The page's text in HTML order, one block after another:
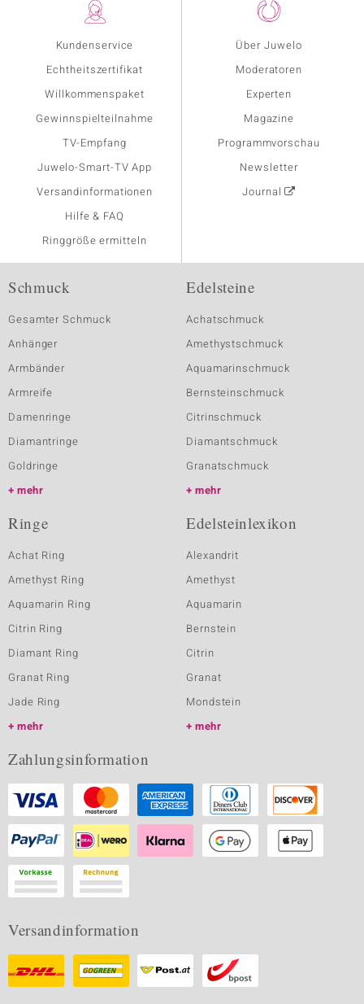
Kundenservice
Echtheitszertifikat
Willkommenspaket
Gewinnspielteilnahme
TV-Empfang
Juwelo-Smart-TV App
Versandinformationen
Hilfe & FAQ
Ringgröße ermitteln
Über Juwelo
Moderatoren
Experten
Magazine
Programmvorschau
Newsletter
Journal
Schmuck
Gesamter Schmuck
Anhänger
Armbänder
Armreife
Damenringe
Diamantringe
Goldringe
mehr
Edelsteine
Achatschmuck
Amethystschmuck
Aquamarinschmuck
Bernsteinschmuck
Citrinschmuck
Diamantschmuck
Granatschmuck
mehr
Ringe
Achat Ring
Amethyst Ring
Aquamarin Ring
Citrin Ring
Diamant Ring
Granat Ring
Jade Ring
mehr
Edelsteinlexikon
Alexandrit
Amethyst
Aquamarin
Bernstein
Citrin
Granat
Mondstein
mehr
Zahlungsinformation
Versandinformation